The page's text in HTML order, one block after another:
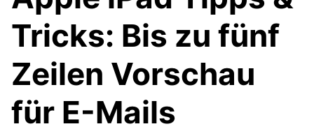
Tricks: Bis zu fünf
Zeilen Vorschau
für E-Mails